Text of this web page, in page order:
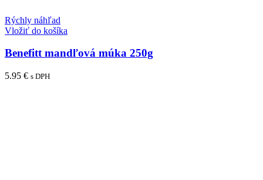
Rýchly náhľad
Vložiť do košíka
Benefitt mandľová múka 250g
5.95 € s DPH